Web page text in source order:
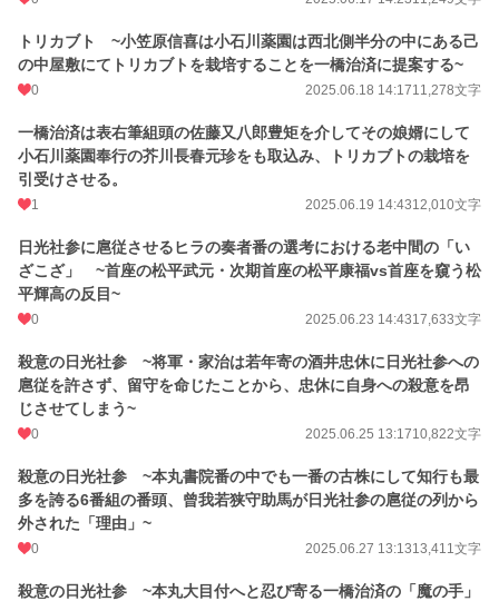
トリカブト ~小笠原信喜は小石川薬園は西北側半分の中にある己
の中屋敷にてトリカブトを栽培することを一橋治済に提案する~
0 2025.06.18 14:1711,278文字
一橋治済は表右筆組頭の佐藤又八郎豊矩を介してその娘婿にして
小石川薬園奉行の芥川長春元珍をも取込み、トリカブトの栽培を
引受けさせる。
1 2025.06.19 14:4312,010文字
日光社参に扈従させるヒラの奏者番の選考における老中間の「い
ざこざ」 ~首座の松平武元・次期首座の松平康福vs首座を窺う松
平輝高の反目~
0 2025.06.23 14:4317,633文字
殺意の日光社参 ~将軍・家治は若年寄の酒井忠休に日光社参への
扈従を許さず、留守を命じたことから、忠休に自身への殺意を昂
じさせてしまう~
0 2025.06.25 13:1710,822文字
殺意の日光社参 ~本丸書院番の中でも一番の古株にして知行も最
多を誇る6番組の番頭、曾我若狭守助馬が日光社参の扈従の列から
外された「理由」~
0 2025.06.27 13:1313,411文字
殺意の日光社参 ~本丸大目付へと忍び寄る一橋治済の「魔の手」